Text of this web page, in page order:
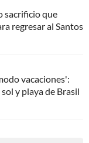
sacrificio que
regresar al Santos
vacaciones':
y playa de Brasil